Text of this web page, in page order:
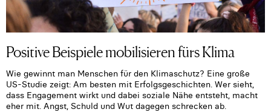
Positive Beispiele mobilisieren fürs Klima
Wie gewinnt man Menschen für den Klimaschutz? Eine große
US-Studie zeigt: Am besten mit Erfolgsgeschichten. Wer sieht,
dass Engagement wirkt und dabei soziale Nähe entsteht, macht
eher mit. Angst, Schuld und Wut dagegen schrecken ab.